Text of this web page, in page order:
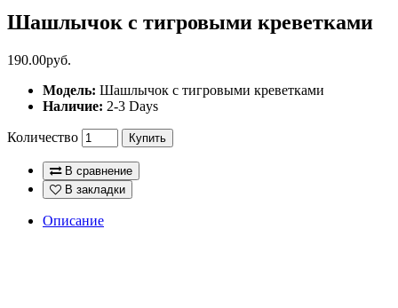
Шашлычок с тигровыми креветками
190.00руб.
Модель: Шашлычок с тигровыми креветками
Наличие: 2-3 Days
Количество Купить
В сравнение
В закладки
Описание